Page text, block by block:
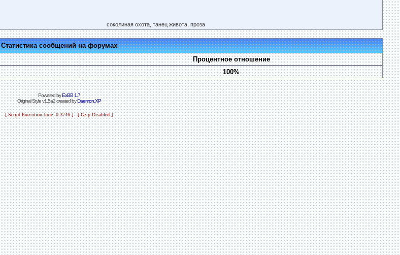
соколиная охота, танец живота, проза
Статистика сообщений на форумах
Процентное отношение
100%
Powered byExBB 1.7
Original Style v1.5a2 created byDaemon.XP
[ Script Execution time: 0.3746 ] [ Gzip Disabled ]